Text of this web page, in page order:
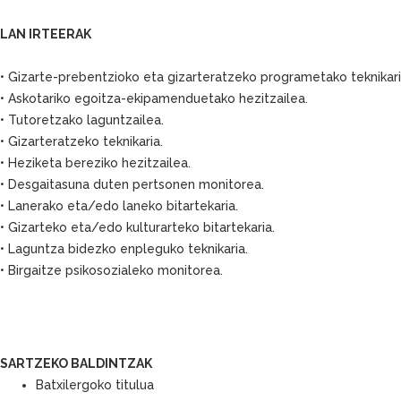
LAN IRTEERAK
• Gizarte-prebentzioko eta gizarteratzeko programetako
• Askotariko egoitza-ekipamenduetako hezitzailea.
• Tutoretzako laguntzailea.
• Gizarteratzeko teknikaria.
• Heziketa bereziko hezitzailea.
• Desgaitasuna duten pertsonen monitorea.
• Lanerako eta/edo laneko bitartekaria.
• Gizarteko eta/edo kulturarteko bitartekaria.
• Laguntza bidezko enpleguko teknikaria.
• Birgaitze psikosozialeko monitorea.
SARTZEKO BALDINTZAK
Batxilergoko titulua